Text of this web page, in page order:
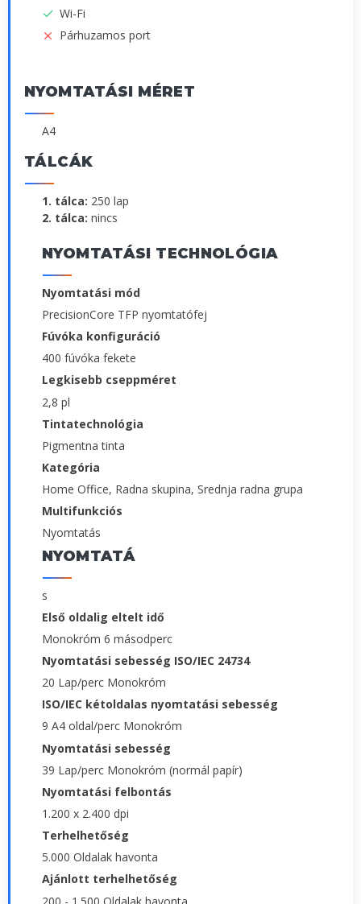
Wi-Fi
Párhuzamos port
NYOMTATÁSI MÉRET
A4
TÁLCÁK
1. tálca: 250 lap
2. tálca: nincs
NYOMTATÁSI TECHNOLÓGIA
Nyomtatási mód
PrecisionCore TFP nyomtatófej
Fúvóka konfiguráció
400 fúvóka fekete
Legkisebb cseppméret
2,8 pl
Tintatechnológia
Pigmentna tinta
Kategória
Home Office, Radna skupina, Srednja radna grupa
Multifunkciós
Nyomtatás
NYOMTATÁ
s
Első oldalig eltelt idő
Monokróm 6 másodperc
Nyomtatási sebesség ISO/IEC 24734
20 Lap/perc Monokróm
ISO/IEC kétoldalas nyomtatási sebesség
9 A4 oldal/perc Monokróm
Nyomtatási sebesség
39 Lap/perc Monokróm (normál papír)
Nyomtatási felbontás
1.200 x 2.400 dpi
Terhelhetőség
5.000 Oldalak havonta
Ajánlott terhelhetőség
200 - 1.500 Oldalak havonta